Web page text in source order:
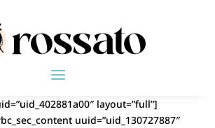
layout=”full”]
uuid=”uid_130727887″